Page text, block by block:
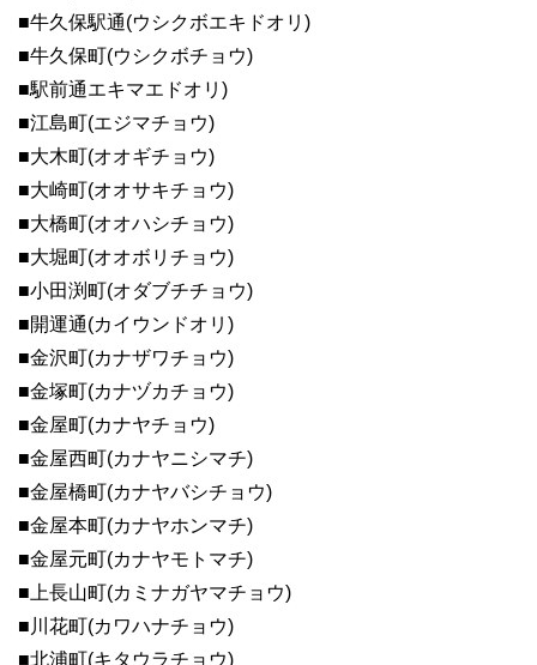
■牛久保駅通(ウシクボエキドオリ)
■牛久保町(ウシクボチョウ)
■駅前通エキマエドオリ)
■江島町(エジマチョウ)
■大木町(オオギチョウ)
■大崎町(オオサキチョウ)
■大橋町(オオハシチョウ)
■大堀町(オオボリチョウ)
■小田渕町(オダブチチョウ)
■開運通(カイウンドオリ)
■金沢町(カナザワチョウ)
■金塚町(カナヅカチョウ)
■金屋町(カナヤチョウ)
■金屋西町(カナヤニシマチ)
■金屋橋町(カナヤバシチョウ)
■金屋本町(カナヤホンマチ)
■金屋元町(カナヤモトマチ)
■上長山町(カミナガヤマチョウ)
■川花町(カワハナチョウ)
■北浦町(キタウラチョウ)